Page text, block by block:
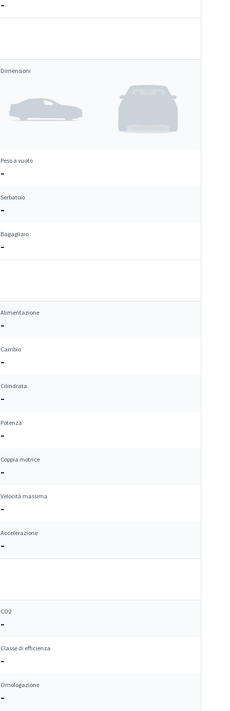
–
Dimensioni
Peso a vuoto
–
Serbatoio
–
Bagagliaio
–
Alimentazione
–
Cambio
–
Cilindrata
–
Potenza
–
Coppia motrice
–
Velocità massima
–
Accelerazione
–
CO2
–
Classe di efficienza
–
Omologazione
–